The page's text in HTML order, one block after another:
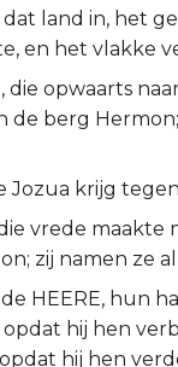
dat land in, het
en het vlakke
die opwaarts
de berg
Jozua krijg
vrede
zij namen ze
HEERE, hun
hij hen
hij hen